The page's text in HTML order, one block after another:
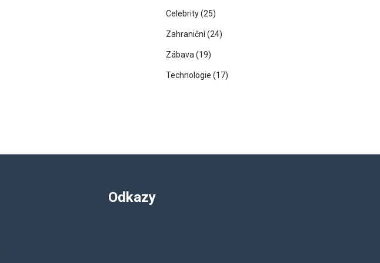
Celebrity(25)
Zahraniční(24)
Zábava (19)
Technologie (17)
Odkazy